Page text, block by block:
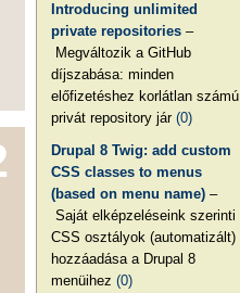
Introducing unlimited
private repositories –
Megváltozik a GitHub
díjszabása: minden
előfizetéshez korlátlan számú
privát repository jár(0)
Drupal 8 Twig: add custom
CSS classes to menus
(based on menu name) –
Saját elképzeléseink szerinti
CSS osztályok (automatizált)
hozzáadása a Drupal 8
menüihez(0)